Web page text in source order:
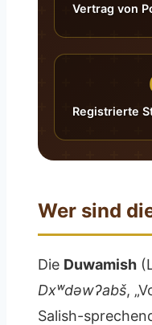
Vertrag von
Registrierte
Wer sind
Die Duwamish
Dxʷdəwʔabš,
Salish-